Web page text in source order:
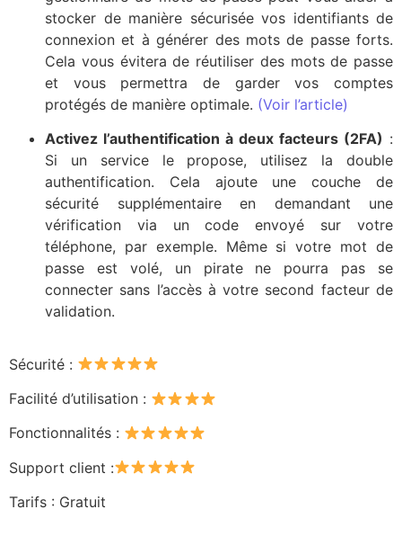
stocker de manière sécurisée vos identifiants de
connexion et à générer des mots de passe forts.
Cela vous évitera de réutiliser des mots de passe
et vous permettra de garder vos comptes
protégés de manière optimale. (Voir l’article)
Activez l’authentification à deux facteurs (2FA) :
Si un service le propose, utilisez la double
authentification. Cela ajoute une couche de
sécurité supplémentaire en demandant une
vérification via un code envoyé sur votre
téléphone, par exemple. Même si votre mot de
passe est volé, un pirate ne pourra pas se
connecter sans l’accès à votre second facteur de
validation.
Sécurité :
Facilité d’utilisation :
Fonctionnalités :
Support client :
Tarifs : Gratuit